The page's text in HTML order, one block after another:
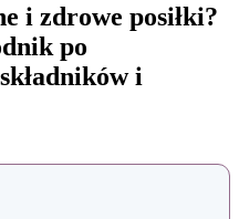
i zdrowe posiłki?
po
i